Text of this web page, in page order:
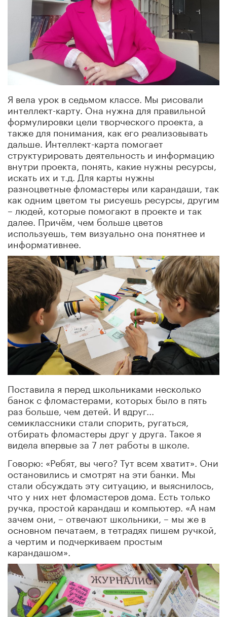
Я вела урок в седьмом классе. Мы рисовали
интеллект-карту. Она нужна для правильной
формулировки цели творческого проекта, а
также для понимания, как его реализовывать
дальше. Интеллект-карта помогает
структурировать деятельность и информацию
внутри проекта, понять, какие нужны ресурсы,
искать их и т.д. Для карты нужны
разноцветные фломастеры или карандаши, так
как одним цветом ты рисуешь ресурсы, другим
– людей, которые помогают в проекте и так
далее. Причём, чем больше цветов
используешь, тем визуально она понятнее и
информативнее.
Поставила я перед школьниками несколько
банок с фломастерами, которых было в пять
раз больше, чем детей. И вдруг...
семиклассники стали спорить, ругаться,
отбирать фломастеры друг у друга. Такое я
видела впервые за 7 лет работы в школе.
Говорю: «Ребят, вы чего? Тут всем хватит». Они
остановились и смотрят на эти банки. Мы
стали обсуждать эту ситуацию, и выяснилось,
что у них нет фломастеров дома. Есть только
ручка, простой карандаш и компьютер. «А нам
зачем они, – отвечают школьники, – мы же в
основном печатаем, в тетрадях пишем ручкой,
а чертим и подчеркиваем простым
карандашом».